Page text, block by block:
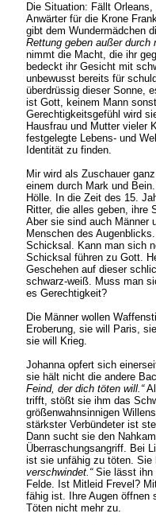
Die Situation: Fällt
Anwärter für die Krone
gibt dem Wundermädchen
Rettung geben außer durch
nimmt die Macht, die ihr
bedeckt ihr Gesicht mit
unbewusst bereits für
überdrüssig dieser Sonne,
ist Gott, keinem Mann
Gerechtigkeitsgefühl wird
Hausfrau und Mutter vieler
festgelegte Lebens- und
Identität zu finden.
Mir wird als Zuschauer
einem durch Mark und
Hölle. In die Zeit des 15.
Ritter, die alles geben, ihre
Aber sie sind auch Männer
Menschen des
Schicksal. Kann man sich
Schicksal führen zu Gott.
Geschehen auf dieser
schwarz-weiß. Muss man
es Gerechtigkeit?
Die Männer wollen
Eroberung, sie will Paris,
sie will Krieg.
Johanna opfert sich
sie hält nicht die andere
Feind, der dich töten will.“
trifft, stößt sie ihm das
größenwahnsinnigen
stärkster Verbündeter ist
Dann sucht sie den
Überraschungsangriff. Bei
ist sie unfähig zu töten.
verschwindet.“Sie lässt ihn
Felde. Ist Mitleid Frevel?
fähig ist. Ihre Augen öffnen
Töten nicht mehr zu.